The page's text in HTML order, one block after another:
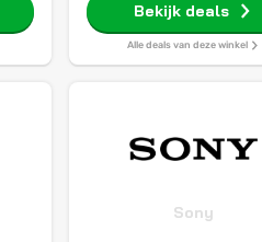
Bekijk deals
Alle deals van deze winkel
Sony